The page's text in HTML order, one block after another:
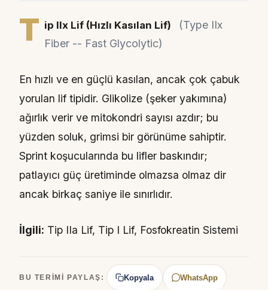
T ip IIx Lif (Hızlı Kasılan Lif)
(Type IIx
Fiber -- Fast Glycolytic)
En hızlı ve en güçlü kasılan, ancak çok çabuk
yorulan lif tipidir. Glikolize (şeker yakımına)
ağırlık verir ve mitokondri sayısı azdır; bu
yüzden soluk, grimsi bir görünüme sahiptir.
Sprint koşucularında bu lifler baskındır;
patlayıcı güç üretiminde olmazsa olmaz dir
ancak birkaç saniye ile sınırlıdır.
İlgili: Tip IIa Lif, Tip I Lif, Fosfokreatin Sistemi
BU TERIMI PAYLAŞ: Kopyala WhatsApp